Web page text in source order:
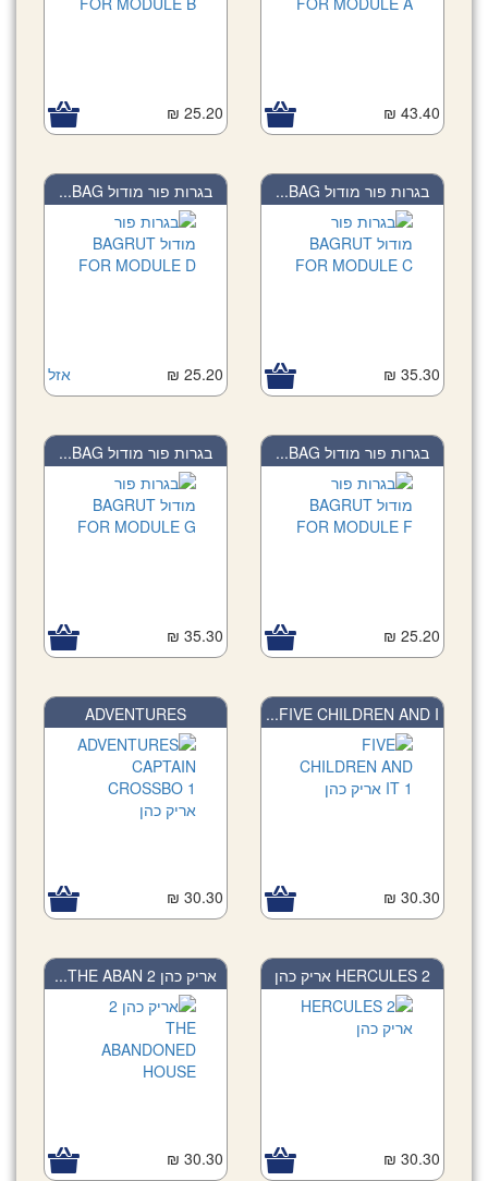
43.40 ₪
25.20 ₪
בגרות פור מודול BAG...
35.30 ₪
בגרות פור מודול BAG...
אזל 25.20 ₪
בגרות פור מודול BAG...
25.20 ₪
בגרות פור מודול BAG...
35.30 ₪
FIVE CHILDREN AND I...
30.30 ₪
ADVENTURES
CAPTAIN...
30.30 ₪
HERCULES 2 אריק כהן
30.30 ₪
אריק כהן 2 THE ABAN...
30.30 ₪